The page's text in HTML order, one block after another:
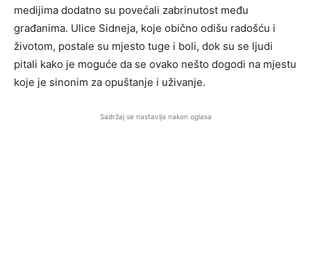
medijima dodatno su povećali zabrinutost među
građanima. Ulice Sidneja, koje obično odišu radošću i
životom, postale su mjesto tuge i boli, dok su se ljudi
pitali kako je moguće da se ovako nešto dogodi na mjestu
koje je sinonim za opuštanje i uživanje.
Sadržaj se nastavlja nakon oglasa